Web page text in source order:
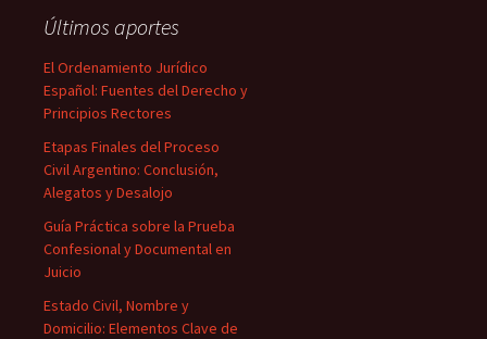
Últimos aportes
El Ordenamiento Jurídico
Español: Fuentes del Derecho y
Principios Rectores
Etapas Finales del Proceso
Civil Argentino: Conclusión,
Alegatos y Desalojo
Guía Práctica sobre la Prueba
Confesional y Documental en
Juicio
Estado Civil, Nombre y
Domicilio: Elementos Clave de